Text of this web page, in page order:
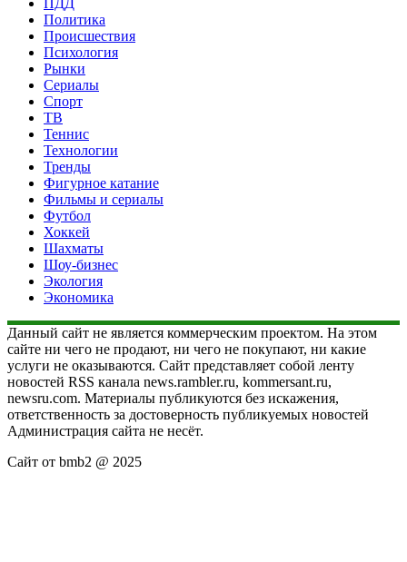
Политика
Происшествия
Психология
Рынки
Сериалы
Спорт
ТВ
Теннис
Технологии
Тренды
Фигурное катание
Фильмы и сериалы
Футбол
Хоккей
Шахматы
Шоу-бизнес
Экология
Экономика
Данный сайт не является коммерческим проектом. На этом
сайте ни чего не продают, ни чего не покупают, ни какие
услуги не оказываются. Сайт представляет собой ленту
новостей RSS канала news.rambler.ru, kommersant.ru,
newsru.com. Материалы публикуются без искажения,
ответственность за достоверность публикуемых новостей
Администрация сайта не несёт.
Сайт от bmb2 @ 2025